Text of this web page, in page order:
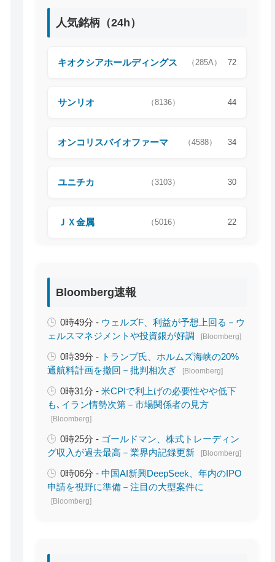
人気銘柄（24h）
キオクシアホールディングス （285A） 72
サンリオ （8136） 44
オンコリスバイオファーマ （4588） 34
ユニチカ （3103） 30
ＪＸ金属 （5016） 22
Bloomberg速報
0時49分 - ウェルズF、利益が予想上回る－ウ
ェルスマネジメントや投資銀が好調
[Bloomberg]
0時39分 - トランプ氏、ホルムズ海峡の20%
通航料計画を撤回－批判相次ぎ
[Bloomberg]
0時31分 -米CPIで利上げの必要性やや低下
も､イラン情勢次第－市場関係者の見方
[Bloomberg]
0時25分 - ゴールドマン、株式トレーディン
グ収入が過去最高－業界内記録更新
[Bloomberg]
0時06分 -中国AI新興DeepSeek、年内のIPO
申請を視野に準備－注目の大型案件に
[Bloomberg]